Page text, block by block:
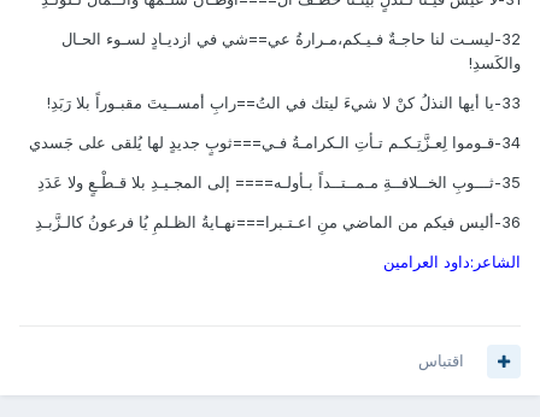
32-ليسـت لنا حاجـةٌ فـيـكم،مـرارةُ عي==شي في ازديـادٍ لسـوء الحـال
والكَسدِ!
33-يا أيها النذلُ كنْ لا شيءَ ليتك في التُ==رابِ أمســيتَ مقبـوراً بلا رَبَدِ!
34-قـوموا لِعـزَّتِـكـم تـأتِ الـكرامـةُ فـي===ثوبٍ جديدٍ لها يُلقى على جَسدي
35-ثـــوبِ الخــلافــةِ مـمــتــداً بـأولـه==== إلى المجـيـدِ بلا قـطْـعٍ ولا عَدَدِ
36-أليس فيكم من الماضي منِ اعـتـبرا===نهـايةُ الظـلمِ يُا فرعونُ كالـزَّبـدِ
الشاعر:داود العرامين
اقتباس